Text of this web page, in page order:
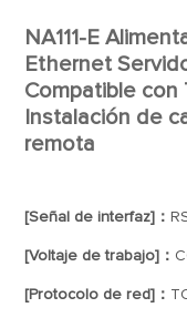
NA111-E
Ethernet
Compatible con
Instalación de
remota
[Señal de interfaz]：
[Voltaje de trabajo]：
[Protocolo de red]：